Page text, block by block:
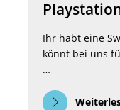
Ihr habt eine
könnt bei uns
…